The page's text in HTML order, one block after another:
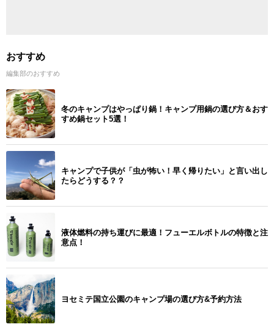
おすすめ
編集部のおすすめ
冬のキャンプはやっぱり鍋！キャンプ用鍋の選び方＆おす
すめ鍋セット5選！
キャンプで子供が「虫が怖い！早く帰りたい」と言い出し
たらどうする？？
液体燃料の持ち運びに最適！フューエルボトルの特徴と注
意点！
ヨセミテ国立公園のキャンプ場の選び方&予約方法